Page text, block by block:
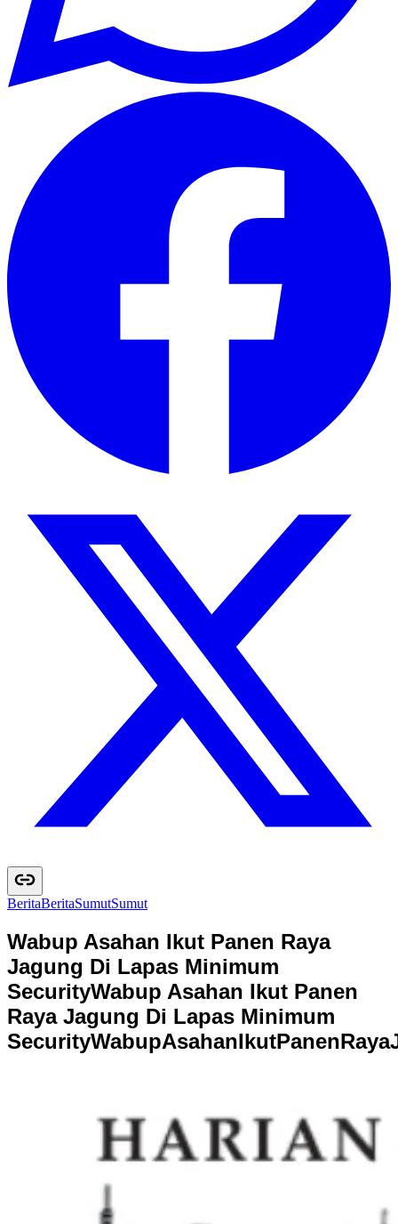
BeritaBeritaSumutSumut
Wabup Asahan Ikut Panen Raya
Jagung Di Lapas Minimum
SecurityWabup Asahan Ikut Panen
Raya Jagung Di Lapas Minimum
SecurityWabupAsahanIkutPanenRaya